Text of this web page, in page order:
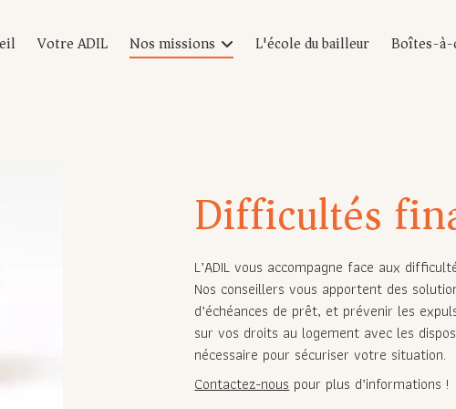
Votre ADIL Nos missions
Qualité de l'habitat
Urbanisme
Difficultés financières
Assurances
L'école du bailleur Boîtes-
Plus-value
Votre
Guides
Difficultés
L’ADIL vous accompagne face aux
Nos conseillers vous apportent des
d’échéances de prêt, et prévenir les
sur vos droits au logement avec les
nécessaire pour sécuriser votre situation.
Contactez-nous pour plus d’informations !